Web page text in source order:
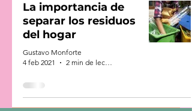
La importancia de
separar los residuos
del hogar
Gustavo Monforte
4 feb 2021
2 min de lectura